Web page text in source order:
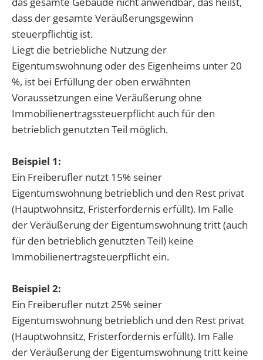
dass der gesamte Veräußerungsgewinn
steuerpflichtig ist.
Liegt die betriebliche Nutzung der
Eigentumswohnung oder des Eigenheims unter 20
%, ist bei Erfüllung der oben erwähnten
Voraussetzungen eine Veräußerung ohne
Immobilienertragssteuerpflicht auch für den
betrieblich genutzten Teil möglich.
Beispiel 1:
Ein Freiberufler nutzt 15% seiner
Eigentumswohnung betrieblich und den Rest privat
(Hauptwohnsitz, Fristerfordernis erfüllt). Im Falle
der Veräußerung der Eigentumswohnung tritt (auch
für den betrieblich genutzten Teil) keine
Immobilienertragsteuerpflicht ein.
Beispiel 2:
Ein Freiberufler nutzt 25% seiner
Eigentumswohnung betrieblich und den Rest privat
(Hauptwohnsitz, Fristerfordernis erfüllt). Im Falle
der Veräußerung der Eigentumswohnung tritt keine